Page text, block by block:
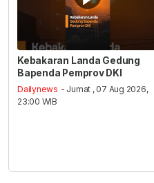
Kebakaran Landa Gedung
Bapenda Pemprov DKI
Dailynews - Jumat , 07 Aug 2026,
23:00 WIB